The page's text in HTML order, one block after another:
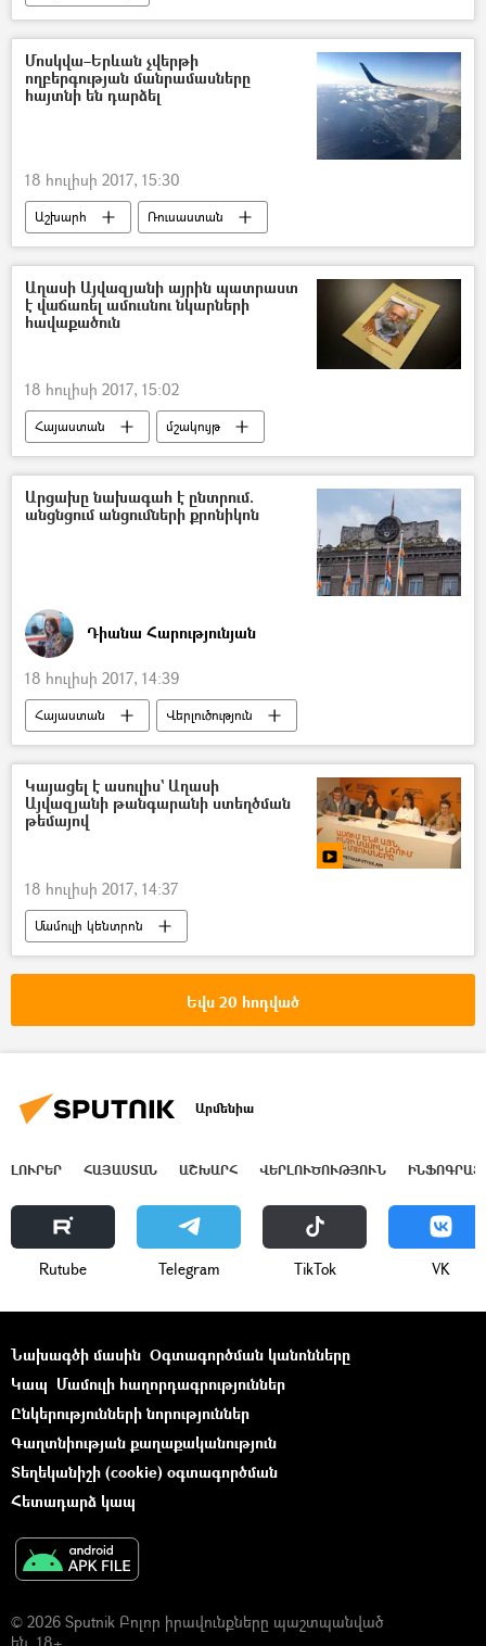
Մոսկվա–Երևան չվերթի
ողբերգության մանրամասները
հայտնի են դարձել
18 հուլիսի 2017, 15:30
Աշխարհ Ռուսաստան
Աղասի Այվազյանի այրին պատրաստ
է վաճառել ամուսնու նկարների
հավաքածուն
18 հուլիսի 2017, 15:02
Հայաստան մշակույթ
Արցախը նախագահ է ընտրում.
անցնցում անցումների քրոնիկոն
Դիանա Հարությունյան
18 հուլիսի 2017, 14:39
Հայաստան Վերլուծություն
Կայացել է ասուլիս` Աղասի
Այվազյանի թանգարանի ստեղծման
թեմայով
18 հուլիսի 2017, 14:37
Մամուլի կենտրոն
Տեսանյութեր մամուլի կենտրոնից
Եվս 20 հոդված
Արմենիա
ԼՈՒՐԵՐ ՀԱՅԱՍՏԱՆ ԱՇԽԱՐՀ ՎԵՐԼՈՒԾՈՒԹՅՈՒՆ
Rutube Telegram ТikТоk VK
Նախագծի մասին Օգտագործման կանոնները
Կապ Մամուլի հաղորդագրություններ
Ընկերությունների նորություններ
Գաղտնիության քաղաքականություն
Տեղեկանիշի (cookie) օգտագործման
Հետադարձ կապ
© 2026 Sputnik Բոլոր իրավունքները պաշտպանված